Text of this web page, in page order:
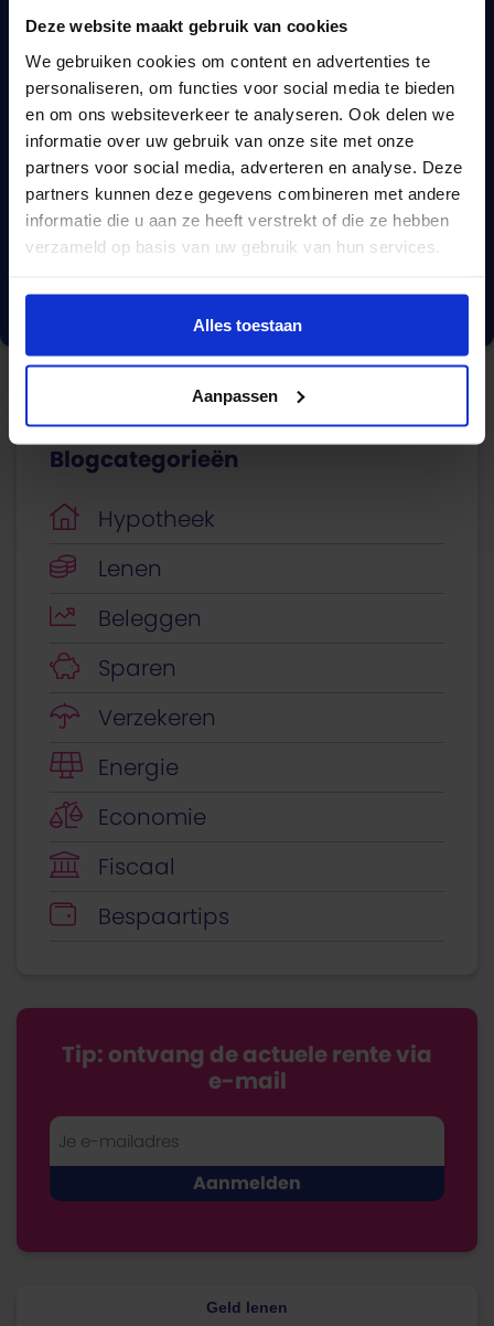
Deze website maakt gebruik van cookies
We gebruiken cookies om content en advertenties te
personaliseren, om functies voor social media te bieden
en om ons websiteverkeer te analyseren. Ook delen we
informatie over uw gebruik van onze site met onze
partners voor social media, adverteren en analyse. Deze
partners kunnen deze gegevens combineren met andere
informatie die u aan ze heeft verstrekt of die ze hebben
verzameld op basis van uw gebruik van hun services.
Alles toestaan
Aanpassen
Een complete
hypotheekvergelijking?
Wij vergelijken méér dan 670 hypotheken.
Vergelijk nu
Blogcategorieën
Hypotheek
Lenen
Beleggen
Sparen
Verzekeren
Energie
Economie
Fiscaal
Bespaartips
Tip: ontvang de actuele rente via
e-mail
Geld lenen